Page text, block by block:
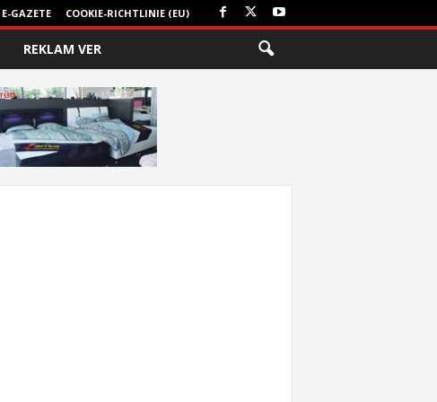
E-GAZETE COOKIE-RICHTLINIE (EU)
REKLAM VER